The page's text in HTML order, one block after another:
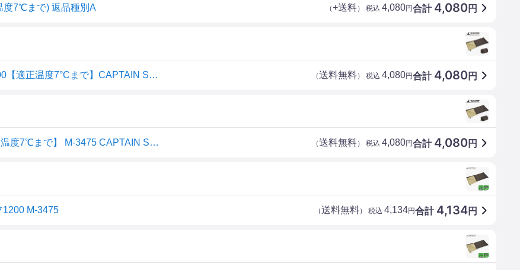
度7℃まで) 返品種別A 合計 4,080円
（+送料） 税込 4,080円
キャプテンスタッグ M-3475 フェレール 封筒型シュラフ 1200【適正温度7°Cまで】CAPTAIN STAG 封筒型[M 合計 4,080円
（送料無料） 税込 4,080円
キャプテンスタッグ フェレール 封筒型シュラフ 1200【適正温度7℃まで】 M-3475 CAPTAIN STAG 封筒型 合計 4,080円
（送料無料） 税込 4,080円
1200 M-3475 合計 4,134円
（送料無料） 税込 4,134円